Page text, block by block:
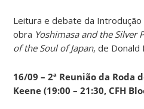
Leitura e debate da Introdução
obra Yoshimasa and the Silver
of the Soul of Japan, de Donald
16/09 – 2ª Reunião da Roda
Keene (19:00 – 21:30, CFH